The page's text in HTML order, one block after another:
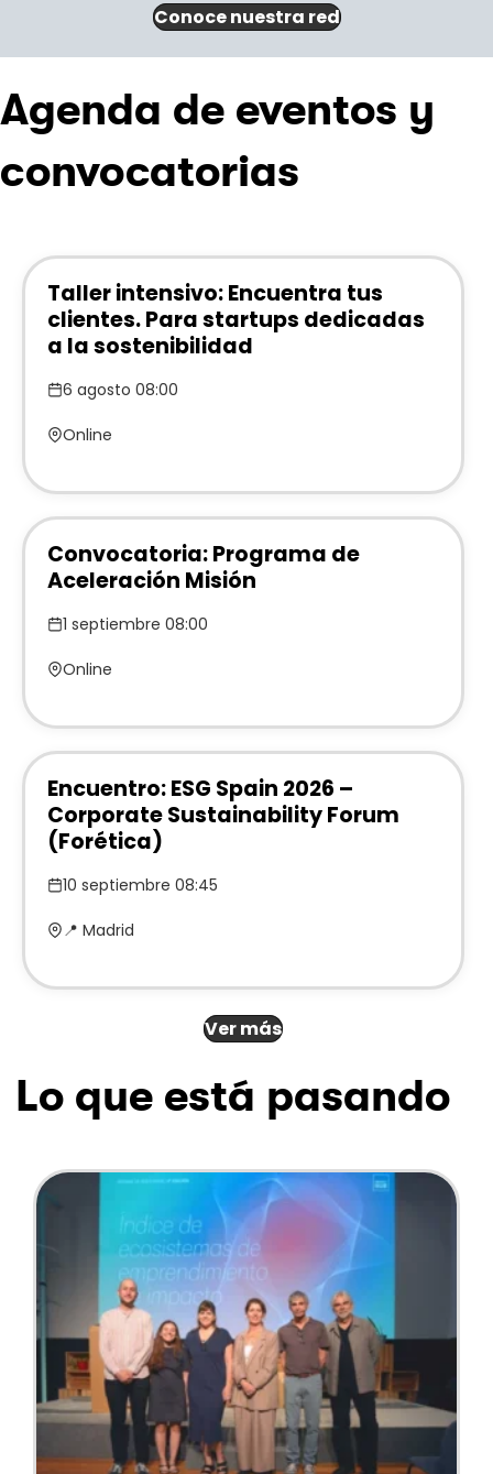
Conoce nuestra red
Agenda de eventos y
convocatorias
Taller intensivo: Encuentra tus
clientes. Para startups dedicadas
a la sostenibilidad
6 agosto 08:00
Online
Convocatoria: Programa de
Aceleración Misión
1 septiembre 08:00
Online
Encuentro: ESG Spain 2026 –
Corporate Sustainability Forum
(Forética)
10 septiembre 08:45
📍 Madrid
Ver más
Lo que está pasando